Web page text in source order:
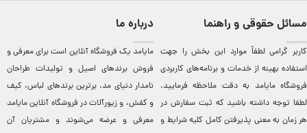
مسائل حقوقی و راهنما
کاربر گرامی لطفاً موارد این بخش را جهت
استفاده بهینه از خدمات و برنامه‌‏های کاربردی
فروشگاه مایامد به دقت ملاحظه فرمایید.
لطفا توجه داشته باشید که ثبت سفارش در
هر زمان به معنی پذیرفتن کامل کلیهشرایط و
درباره ما
مایامد يک فروشگاه آنلاين است برای معرفی و
فروش برندهای اصيل و توليدات طراحان
نامدار دنيای مد. برترين‌ برندهای لباس، کيف
و کفش، و زيورآلات در فروشگاه آنلاين مایامد
معرفی و عرضه می‌شوند و مشتريان آن